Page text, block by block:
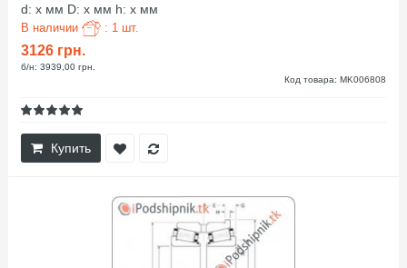
d: x мм D: x мм h: x мм
В наличии : 1 шт.
3126 грн.
б/н: 3939,00 грн.
Код товара: MK006808
Купить